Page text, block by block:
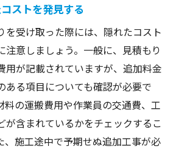
ストを発見する
を受け取った際には、隠れたコスト
注意しましょう。一般に、見積もり
用が記載されていますが、追加料金
ある項目についても確認が必要で
料の運搬費用や作業員の交通費、工
が含まれているかをチェックするこ
、施工途中で予期せぬ追加工事が必